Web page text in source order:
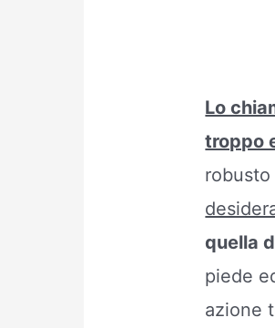
Lo
troppo
quella
piede
azione